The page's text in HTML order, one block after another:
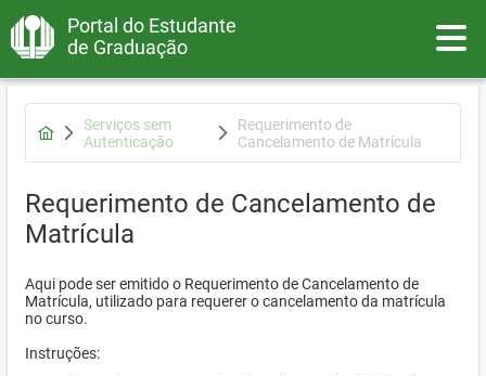
Portal do Estudante
de Graduação
Serviços sem
Autenticação
Requerimento de
Cancelamento de Matrícula
Requerimento de Cancelamento de
Matrícula
Aqui pode ser emitido o Requerimento de Cancelamento de
Matrícula, utilizado para requerer o cancelamento da matrícula
no curso.
Instruções: